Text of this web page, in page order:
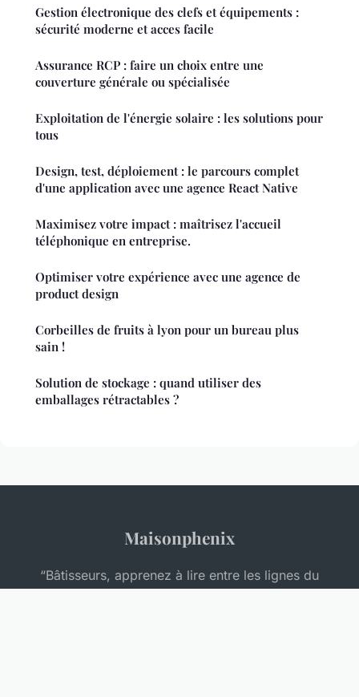
Gestion électronique des clefs et équipements :
sécurité moderne et acces facile
Assurance RCP : faire un choix entre une
couverture générale ou spécialisée
Exploitation de l'énergie solaire : les solutions pour
tous
Design, test, déploiement : le parcours complet
d'une application avec une agence React Native
Maximisez votre impact : maîtrisez l'accueil
téléphonique en entreprise.
Optimiser votre expérience avec une agence de
product design
Corbeilles de fruits à lyon pour un bureau plus
sain !
Solution de stockage : quand utiliser des
emballages rétractables ?
Maisonphenix
“Bâtisseurs, apprenez à lire entre les lignes du